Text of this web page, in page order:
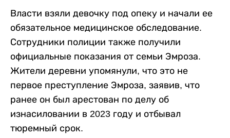
Власти взяли девочку под опеку и начали ее
обязательное медицинское обследование.
Сотрудники полиции также получили
официальные показания от семьи Эмроза.
Жители деревни упомянули, что это не
первое преступление Эмроза, заявив, что
ранее он был арестован по делу об
изнасиловании в 2023 году и отбывал
тюремный срок.